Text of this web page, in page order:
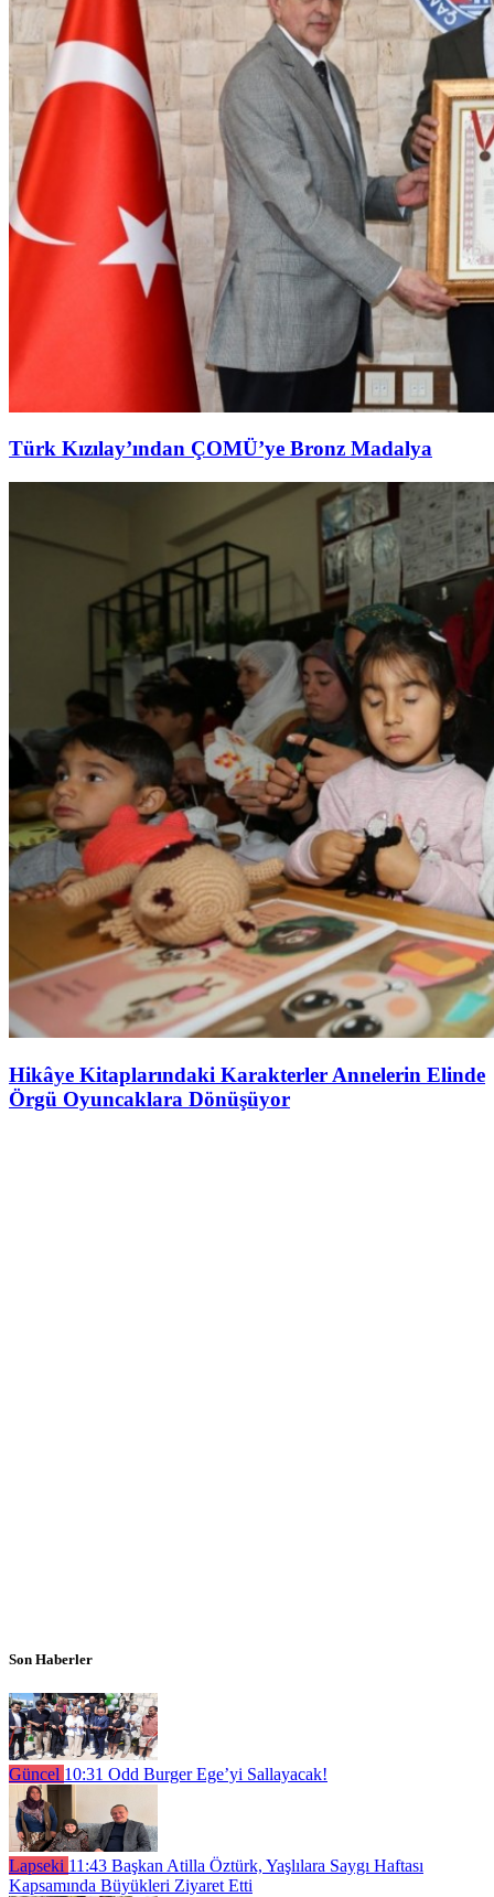
Türk Kızılay’ından ÇOMÜ’ye Bronz Madalya
Hikâye Kitaplarındaki Karakterler Annelerin Elinde
Örgü Oyuncaklara Dönüşüyor
Son Haberler
Güncel 10:31 Odd Burger Ege’yi Sallayacak!
Lapseki 11:43 Başkan Atilla Öztürk, Yaşlılara Saygı Haftası
Kapsamında Büyükleri Ziyaret Etti